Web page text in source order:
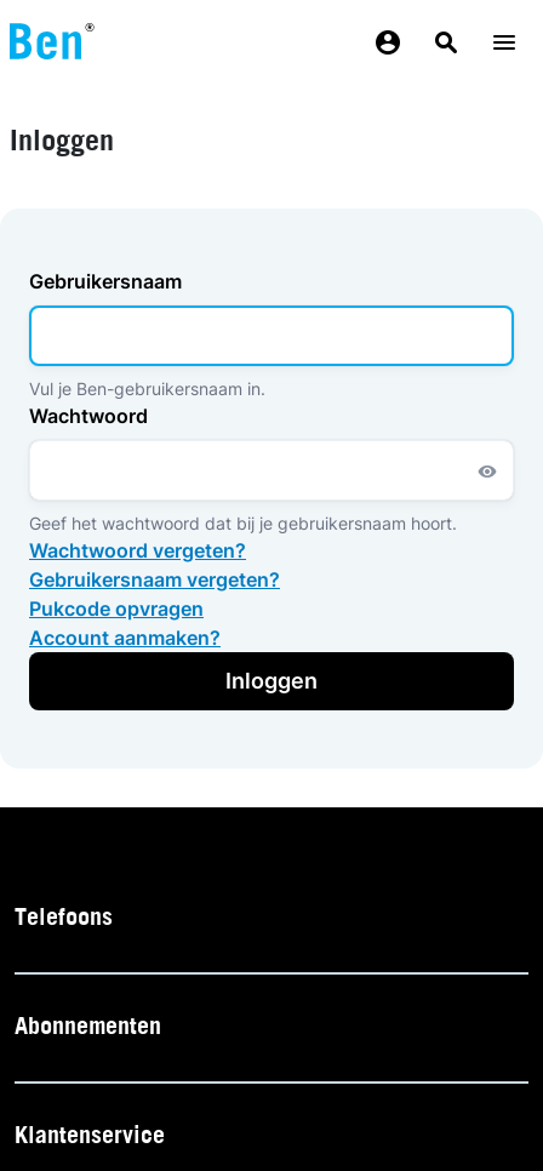
Inloggen
Gebruikersnaam
Vul je Ben-gebruikersnaam in.
Wachtwoord
Geef het wachtwoord dat bij je gebruikersnaam hoort.
Wachtwoord vergeten?
Gebruikersnaam vergeten?
Pukcode opvragen
Account aanmaken?
Inloggen
Telefoons
Abonnementen
Klantenservice